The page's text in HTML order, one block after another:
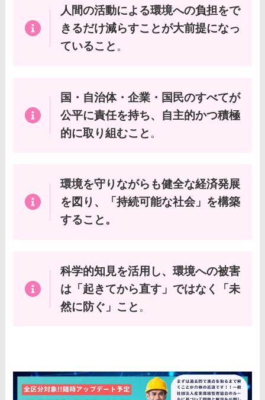
人間の活動による環境への負担をで
きるだけ減らすことが大前提になっ
ていること 。
国・自治体・企業・国民のすべてが
公平に責任を持ち、自主的かつ積極
的に取り組むこと 。
環境を守りながらも健全な経済発展
を図り、「持続可能な社会」を構築
すること。
科学的知見を活用し、環境への被害
は「起きてから直す」ではなく「未
然に防ぐ」こと 。